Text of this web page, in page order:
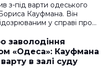
з-під варти одеського
Кауфмана. Він
у справі про…
заволодіння
«Одеса»: Кауфмана
в залі суду